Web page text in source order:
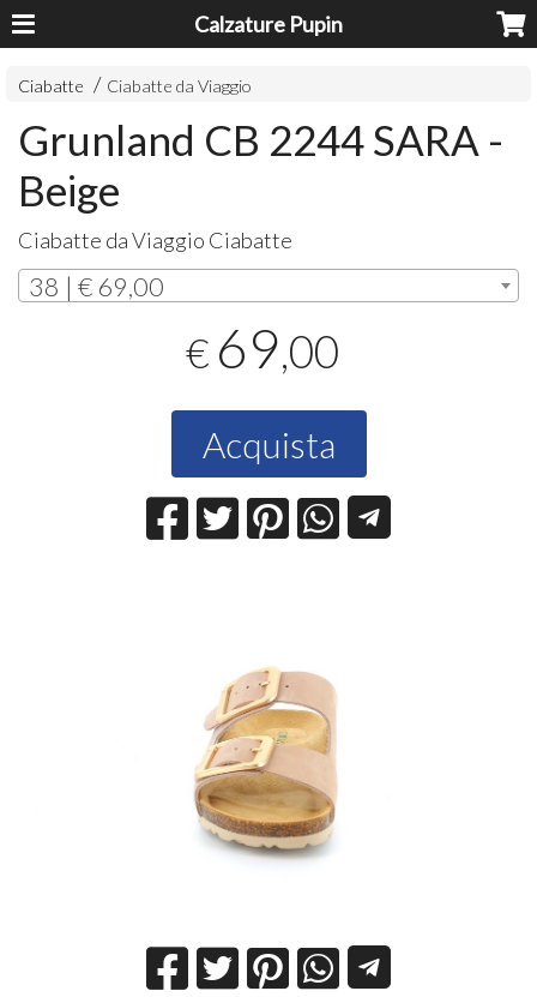
Calzature Pupin
Ciabatte Ciabatte da Viaggio
Grunland CB 2244 SARA -
Beige
Ciabatte da Viaggio Ciabatte
38 | € 69,00
€ 69,00
Acquista